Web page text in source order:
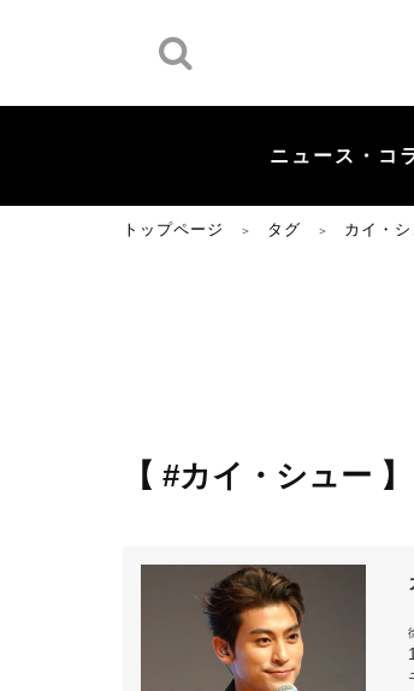
ニュース・コ
トップページ ＞ タグ ＞ カイ・シ
【 #カイ・シュー 】